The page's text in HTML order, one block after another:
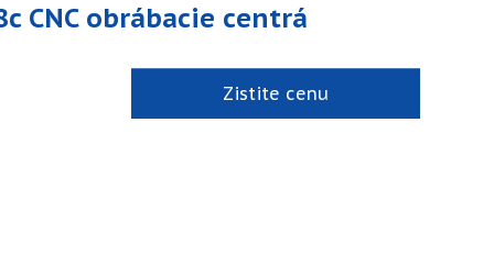
CNC obrábacie centrá
Zistite cenu